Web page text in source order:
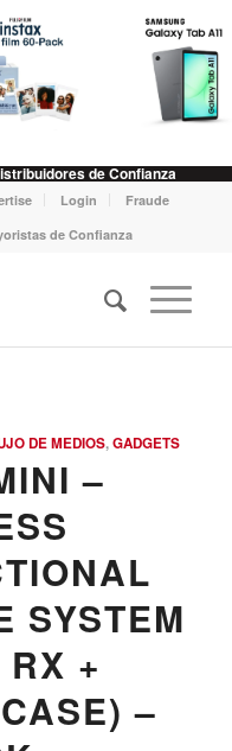
de Confianza
Login
Fraude
de Confianza
DE MEDIOS,GADGETS
–
SYSTEM
+
–